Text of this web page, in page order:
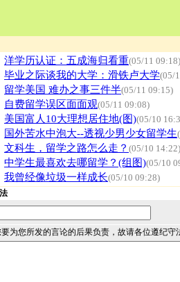
洋学历认证：五成海归看重(05/11 09:18)
毕业之际谈我的大学：滑铁卢大学(05/
留学美国 难办之事三件半(05/11 09:15)
自费留学误区面面观(05/11 09:08)
美国富人10大理想居住地(图)(05/10
国外苦水中泡大--透视少男少女留学生
文科生，留学之路怎么走？ (05/10 14:22)
中学生最喜欢去哪留学？(组图)(05/10
我曾经像垃圾一样成长(05/10 09:28)
为您所发的言论的后果负责，故请各位遵纪守